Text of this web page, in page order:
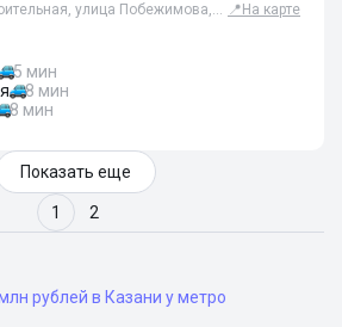
улица Побежимова,… 📍 На карте
5 мин
8 мин
8 мин
Показать еще
1 2
рублей в Казани у метро